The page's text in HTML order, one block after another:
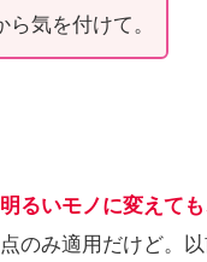
気を付けて。
るいモノに変えて
のみ適用だけど。